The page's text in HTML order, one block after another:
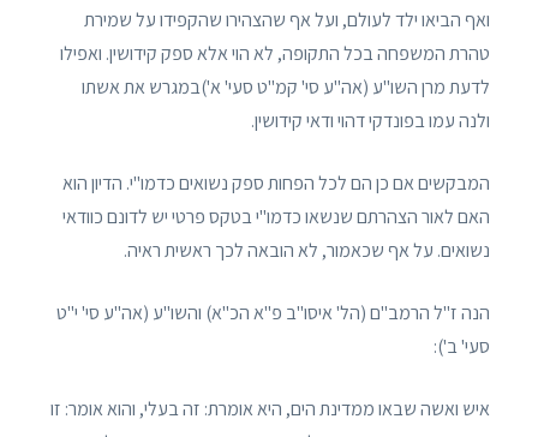
ואף הביאו ילד לעולם, ועל אף שהצהירו שהקפידו על שמירת
טהרת המשפחה בכל התקופה, לא הוי אלא ספק קידושין. ואפילו
לדעת מרן השו"ע (אה"ע סי' קמ"ט סעי' א')במגרש את אשתו
ולנה עמו בפונדקי דהוי ודאי קידושין.
המבקשים אם כן הם לכל הפחות ספק נשואים כדמו"י. הדיון הוא
האם לאור הצהרתם שנשאו כדמו"י בטקס פרטי יש לדונם כוודאי
נשואים. על אף שכאמור, לא הובאה לכך ראשית ראיה.
הנה ז"ל הרמב"ם (הל' איסו"ב פ"א הכ"א) והשו"ע (אה"ע סי' י"ט
סעי' ב'):
איש ואשה שבאו ממדינת הים, היא אומרת: זה בעלי, והוא אומר: זו